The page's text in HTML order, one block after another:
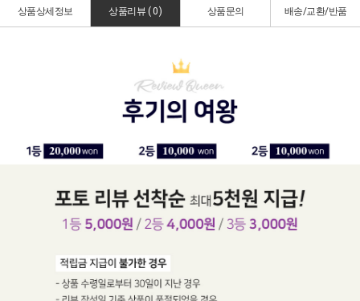
상품상세정보 상품리뷰 (0) 상품문의 배송/교환/반품